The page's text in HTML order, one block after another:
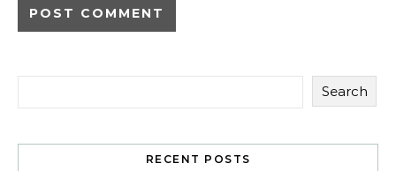
Search
RECENT POSTS